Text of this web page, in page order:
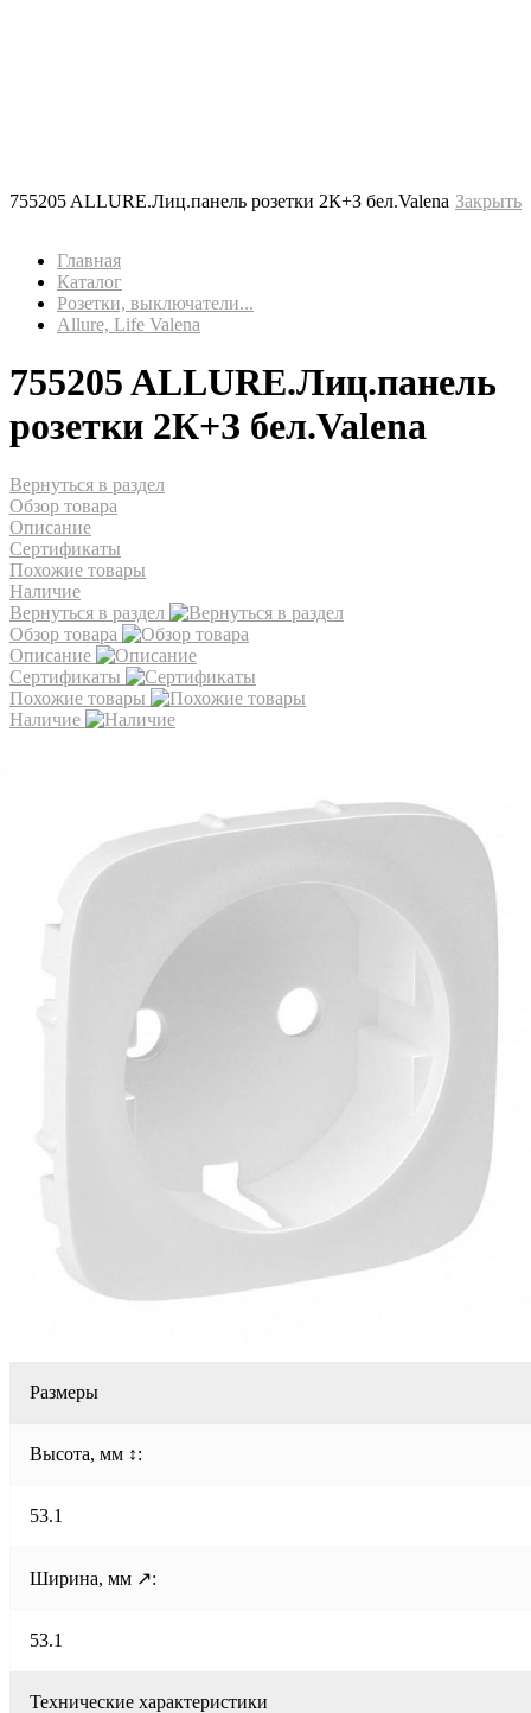
755205 ALLURE.Лиц.панель розетки 2К+З бел.Valena Закрыть
Главная
Каталог
Розетки, выключатели...
Allure, Life Valena
755205 ALLURE.Лиц.панель
розетки 2К+З бел.Valena
Вернуться в раздел
Обзор товара
Описание
Сертификаты
Похожие товары
Наличие
Вернуться в раздел
Обзор товара
Описание
Сертификаты
Похожие товары
Наличие
Размеры
Высота, мм ↕:
53.1
Ширина, мм ↗:
53.1
Технические характеристики